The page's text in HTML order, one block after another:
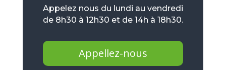
Appelez nous du lundi au vendredi
de 8h30 à 12h30 et de 14h à 18h30.
Appellez-nous